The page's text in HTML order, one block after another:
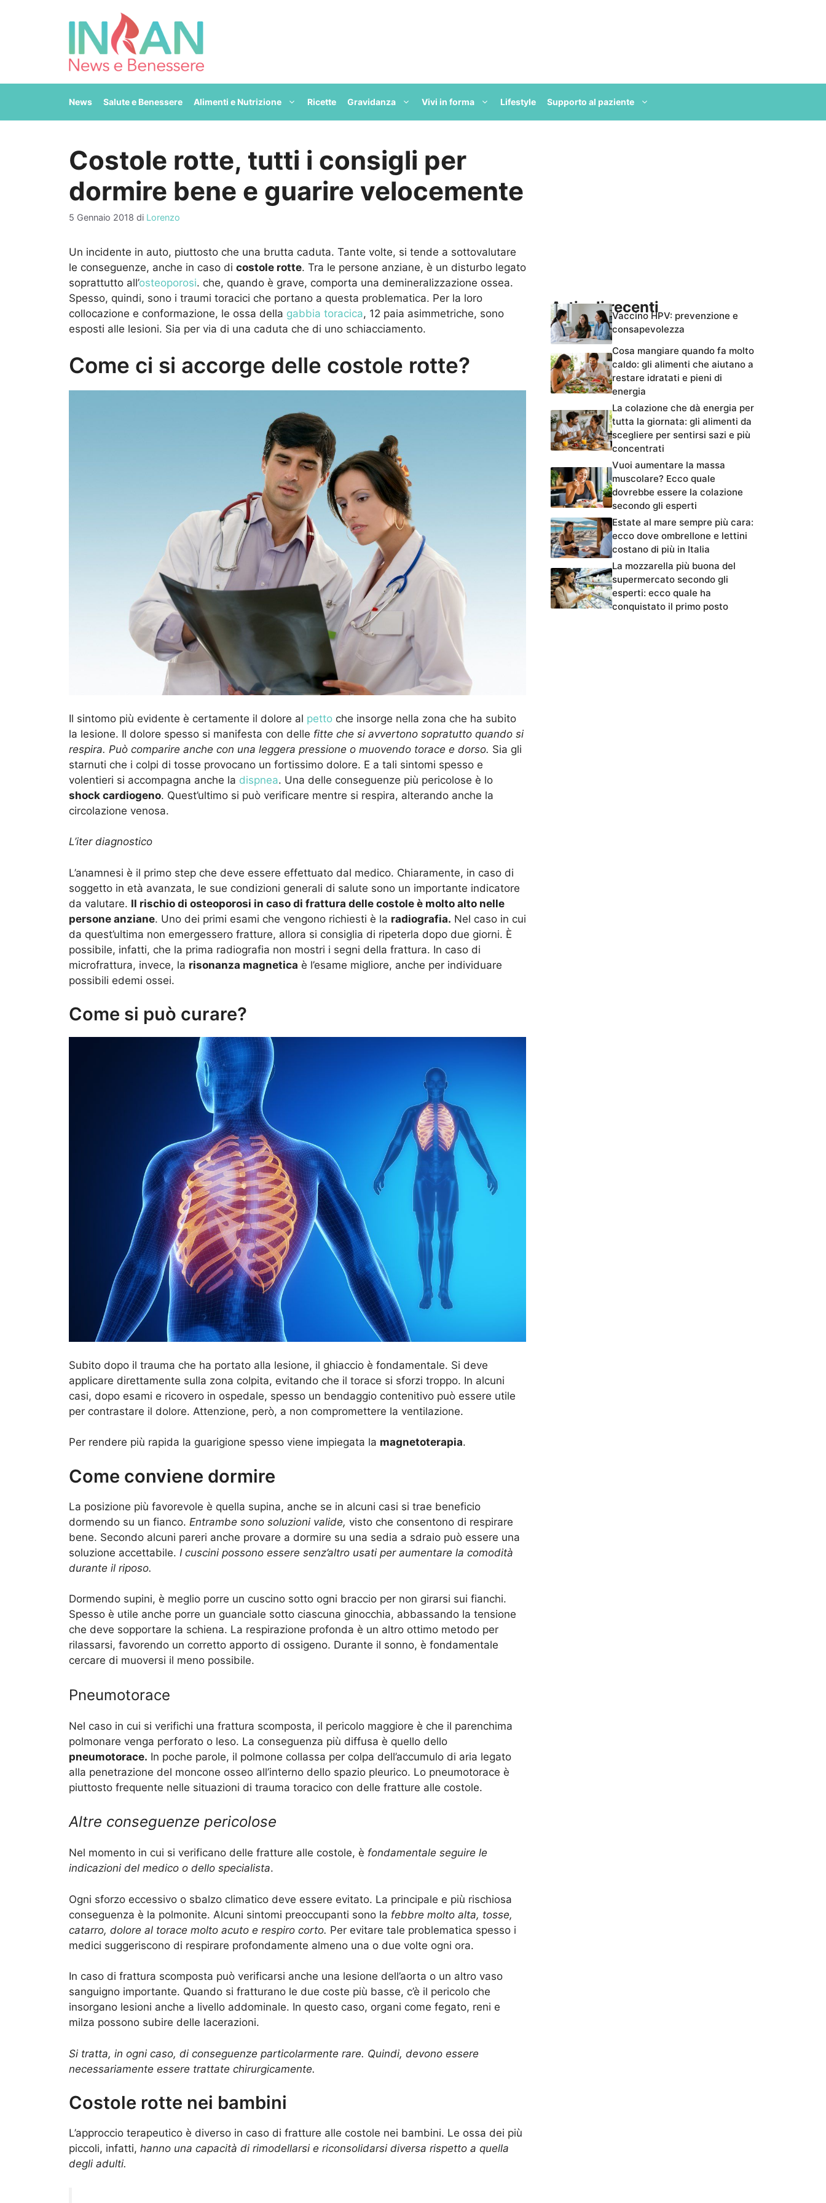
News Salute e Benessere Alimenti e Nutrizione Ricette Gravidanza Vivi in forma Lifestyle Supporto al paziente
Costole rotte, tutti i consigli per
dormire bene e guarire velocemente
5 Gennaio 2018 di Lorenzo
Un incidente in auto, piuttosto che una brutta caduta. Tante volte, si tende a sottovalutare
le conseguenze, anche in caso di costole rotte. Tra le persone anziane, è un disturbo legato
soprattutto all’osteoporosi. che, quando è grave, comporta una demineralizzazione ossea.
Spesso, quindi, sono i traumi toracici che portano a questa problematica. Per la loro
collocazione e conformazione, le ossa della gabbia toracica, 12 paia asimmetriche, sono
esposti alle lesioni. Sia per via di una caduta che di uno schiacciamento.
Come ci si accorge delle costole rotte?
Il sintomo più evidente è certamente il dolore al petto che insorge nella zona che ha subito
la lesione. Il dolore spesso si manifesta con delle fitte che si avvertono sopratutto quando si
respira. Può comparire anche con una leggera pressione o muovendo torace e dorso. Sia gli
starnuti che i colpi di tosse provocano un fortissimo dolore. E a tali sintomi spesso e
volentieri si accompagna anche la dispnea. Una delle conseguenze più pericolose è lo
shock cardiogeno. Quest’ultimo si può verificare mentre si respira, alterando anche la
circolazione venosa.
L’iter diagnostico
L’anamnesi è il primo step che deve essere effettuato dal medico. Chiaramente, in caso di
soggetto in età avanzata, le sue condizioni generali di salute sono un importante indicatore
da valutare. Il rischio di osteoporosi in caso di frattura delle costole è molto alto nelle
persone anziane. Uno dei primi esami che vengono richiesti è la radiografia. Nel caso in cui
da quest’ultima non emergessero fratture, allora si consiglia di ripeterla dopo due giorni. È
possibile, infatti, che la prima radiografia non mostri i segni della frattura. In caso di
microfrattura, invece, la risonanza magnetica è l’esame migliore, anche per individuare
possibili edemi ossei.
Come si può curare?
Subito dopo il trauma che ha portato alla lesione, il ghiaccio è fondamentale. Si deve
applicare direttamente sulla zona colpita, evitando che il torace si sforzi troppo. In alcuni
casi, dopo esami e ricovero in ospedale, spesso un bendaggio contenitivo può essere utile
per contrastare il dolore. Attenzione, però, a non compromettere la ventilazione.
Per rendere più rapida la guarigione spesso viene impiegata la magnetoterapia.
Come conviene dormire
La posizione più favorevole è quella supina, anche se in alcuni casi si trae beneficio
dormendo su un fianco. Entrambe sono soluzioni valide, visto che consentono di respirare
bene. Secondo alcuni pareri anche provare a dormire su una sedia a sdraio può essere una
soluzione accettabile. I cuscini possono essere senz’altro usati per aumentare la comodità
durante il riposo.
Dormendo supini, è meglio porre un cuscino sotto ogni braccio per non girarsi sui fianchi.
Spesso è utile anche porre un guanciale sotto ciascuna ginocchia, abbassando la tensione
che deve sopportare la schiena. La respirazione profonda è un altro ottimo metodo per
rilassarsi, favorendo un corretto apporto di ossigeno. Durante il sonno, è fondamentale
cercare di muoversi il meno possibile.
Pneumotorace
Nel caso in cui si verifichi una frattura scomposta, il pericolo maggiore è che il parenchima
polmonare venga perforato o leso. La conseguenza più diffusa è quello dello
pneumotorace. In poche parole, il polmone collassa per colpa dell’accumulo di aria legato
alla penetrazione del moncone osseo all’interno dello spazio pleurico. Lo pneumotorace è
piuttosto frequente nelle situazioni di trauma toracico con delle fratture alle costole.
Altre conseguenze pericolose
Nel momento in cui si verificano delle fratture alle costole, è fondamentale seguire le
indicazioni del medico o dello specialista.
Ogni sforzo eccessivo o sbalzo climatico deve essere evitato. La principale e più rischiosa
conseguenza è la polmonite. Alcuni sintomi preoccupanti sono la febbre molto alta, tosse,
catarro, dolore al torace molto acuto e respiro corto. Per evitare tale problematica spesso i
medici suggeriscono di respirare profondamente almeno una o due volte ogni ora.
In caso di frattura scomposta può verificarsi anche una lesione dell’aorta o un altro vaso
sanguigno importante. Quando si fratturano le due coste più basse, c’è il pericolo che
insorgano lesioni anche a livello addominale. In questo caso, organi come fegato, reni e
milza possono subire delle lacerazioni.
Si tratta, in ogni caso, di conseguenze particolarmente rare. Quindi, devono essere
necessariamente essere trattate chirurgicamente.
Costole rotte nei bambini
L’approccio terapeutico è diverso in caso di fratture alle costole nei bambini. Le ossa dei più
piccoli, infatti, hanno una capacità di rimodellarsi e riconsolidarsi diversa rispetto a quella
degli adulti.
Articoli recentiVaccino HPV: prevenzione e
consapevolezza
Cosa mangiare quando fa molto
caldo: gli alimenti che aiutano a
restare idratati e pieni di
energia
La colazione che dà energia per
tutta la giornata: gli alimenti da
scegliere per sentirsi sazi e più
concentrati
Vuoi aumentare la massa
muscolare? Ecco quale
dovrebbe essere la colazione
secondo gli esperti
Estate al mare sempre più cara:
ecco dove ombrellone e lettini
costano di più in Italia
La mozzarella più buona del
supermercato secondo gli
esperti: ecco quale ha
conquistato il primo posto